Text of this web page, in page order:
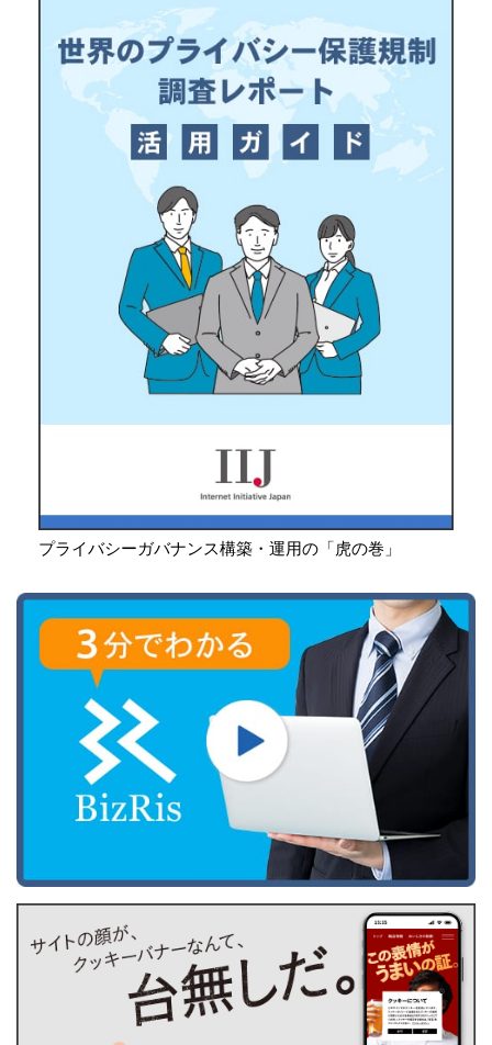
プライバシーガバナンス構築・運用の「虎の巻」